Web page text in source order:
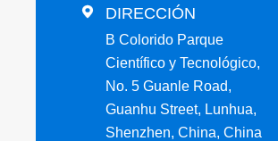
 DIRECCIÓN
B Colorido Parque
Científico y Tecnológico,
No. 5 Guanle Road,
Guanhu Street, Lunhua,
Shenzhen, China, China